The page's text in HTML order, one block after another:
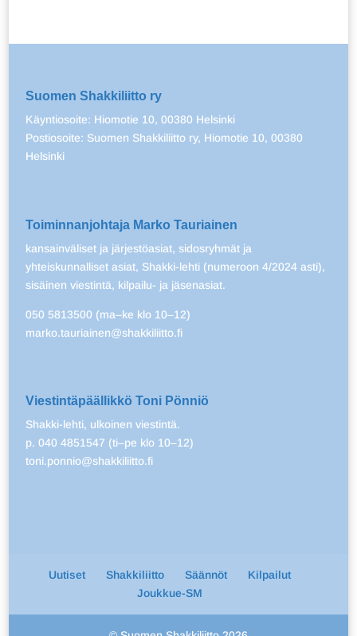
Suomen Shakkiliitto ry
Käyntiosoite: Hiomotie 10, 00380 Helsinki
Postiosoite: Suomen Shakkiliitto ry, Hiomotie 10, 00380
Helsinki
Toiminnanjohtaja Marko Tauriainen
kansainväliset ja järjestöasiat, sidosryhmät ja
yhteiskunnalliset asiat, Shakki-lehti (numeroon 4/2024 asti),
sisäinen viestintä, kilpailu- ja jäsenasiat.
050 5813500 (ma–ke klo 10–12)
marko.tauriainen@shakkiliitto.fi
Viestintäpäällikkö Toni Pönniö
Shakki-lehti, ulkoinen viestintä.
p. 040 4851547 (ti–pe klo 10–12)
toni.ponnio@shakkiliitto.fi
Uutiset Shakkiliitto Säännöt
Kilpailut
Joukkue-SM